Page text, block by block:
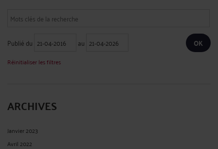
Publié du au
Réinitialiser les filtres
ARCHIVES
Janvier 2023
Avril 2022